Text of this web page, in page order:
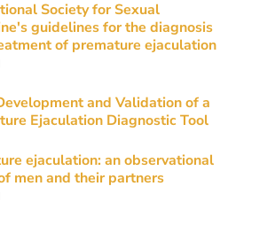
Society for Sexual
guidelines for the diagnosis
and Validation of a
ejaculation: an observational